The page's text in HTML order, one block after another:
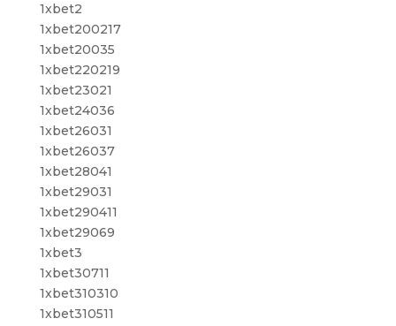
1xbet2
1xbet200217
1xbet20035
1xbet220219
1xbet23021
1xbet24036
1xbet26031
1xbet26037
1xbet28041
1xbet29031
1xbet290411
1xbet29069
1xbet3
1xbet30711
1xbet310310
1xbet310511